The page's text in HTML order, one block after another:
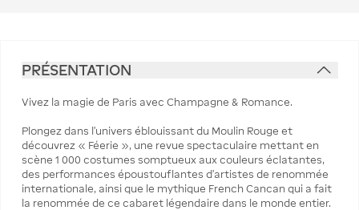
PRÉSENTATION
Vivez la magie de Paris avec Champagne & Romance.
Plongez dans l’univers éblouissant du Moulin Rouge et
découvrez « Féerie », une revue spectaculaire mettant en
scène 1 000 costumes somptueux aux couleurs éclatantes,
des performances époustouflantes d’artistes de renommée
internationale, ainsi que le mythique French Cancan qui a fait
la renommée de ce cabaret légendaire dans le monde entier.